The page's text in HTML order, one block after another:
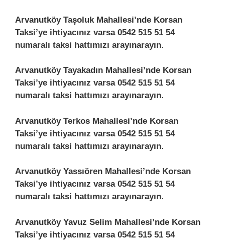
Arvanutköy Taşoluk Mahallesi’nde Korsan
Taksi’ye ihtiyacınız varsa 0542 515 51 54
numaralı taksi hattımızı arayınarayın.
Arvanutköy Tayakadın Mahallesi’nde Korsan
Taksi’ye ihtiyacınız varsa 0542 515 51 54
numaralı taksi hattımızı arayınarayın.
Arvanutköy Terkos Mahallesi’nde Korsan
Taksi’ye ihtiyacınız varsa 0542 515 51 54
numaralı taksi hattımızı arayınarayın.
Arvanutköy Yassıören Mahallesi’nde Korsan
Taksi’ye ihtiyacınız varsa 0542 515 51 54
numaralı taksi hattımızı arayınarayın.
Arvanutköy Yavuz Selim Mahallesi’nde Korsan
Taksi’ye ihtiyacınız varsa 0542 515 51 54